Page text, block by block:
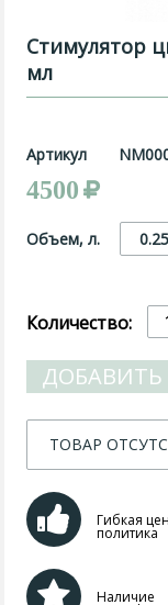
Стимулятор
мл
Артикул
4500
Объем, л. 0.25
Количество:
ДОБАВИТЬ
ТОВАР
Гибкая
политика
Наличие